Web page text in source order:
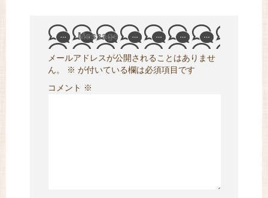
Message
メールアドレスが公開されることはありませ
ん。
※ が付いている欄は必須項目です
コメント ※